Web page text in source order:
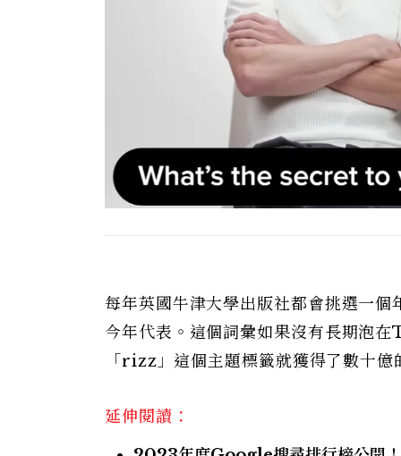
每年英國牛津大學出版社都會挑選一
今年代表。這個詞彙如果沒有長期泡
「rizz」這個主題標籤就獲得了數十億
延伸閱讀：